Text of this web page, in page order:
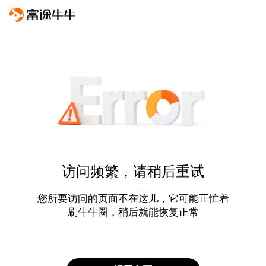
访问频繁，请稍后重试
您所要访问的页面不在这儿，它可能正忙着
刷牛牛圈，稍后就能恢复正常